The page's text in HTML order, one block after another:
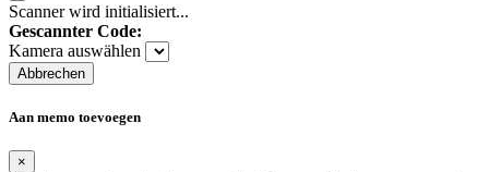
Scanner wird initialisiert...
Gescannter Code:
Kamera auswählen
Abbrechen
Aan memo toevoegen
×